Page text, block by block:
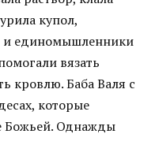
купол,
и единомышленники
вязать
кровлю. Баба Валя с
которые
Божьей. Однажды